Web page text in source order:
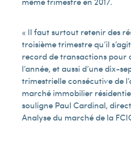
« Il faut surtout retenir des
troisième trimestre qu’il
record de transactions pour
l’année, et aussi d’une dix-
trimestrielle consécutive de
marché immobilier
souligne Paul Cardinal,
Analyse du marché de la